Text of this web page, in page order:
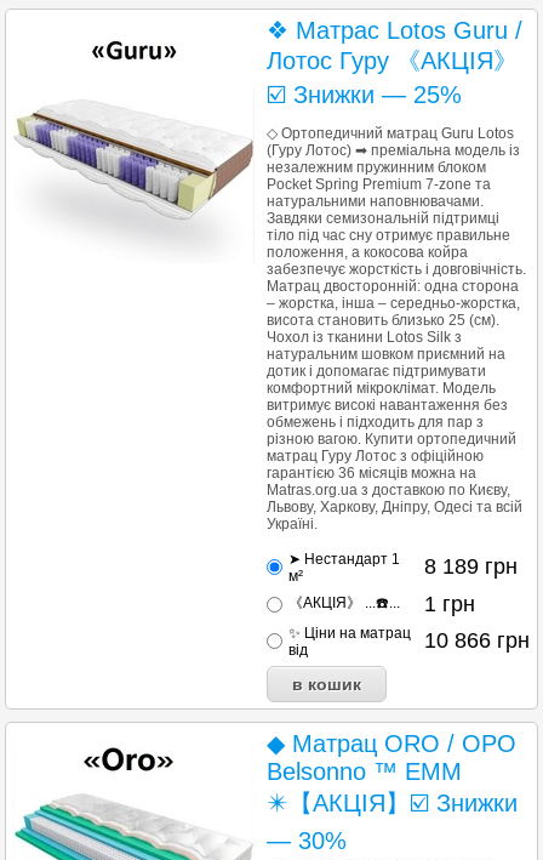
❖ Матрас Lotos Guru /
Лотос Гуру 《АКЦІЯ》
☑️ Знижки — 25%
◇ Ортопедичний матрац Guru Lotos
(Гуру Лотос) ➡ преміальна модель із
незалежним пружинним блоком
Pocket Spring Premium 7-zone та
натуральними наповнювачами.
Завдяки семизональній підтримці
тіло під час сну отримує правильне
положення, а кокосова койра
забезпечує жорсткість і довговічність.
Матрац двосторонній: одна сторона
– жорстка, інша – середньо-жорстка,
висота становить близько 25 (см).
Чохол із тканини Lotos Silk з
натуральним шовком приємний на
дотик і допомагає підтримувати
комфортний мікроклімат. Модель
витримує високі навантаження без
обмежень і підходить для пар з
різною вагою. Купити ортопедичний
матрац Гуру Лотос з офіційною
гарантією 36 місяців можна на
Matras.org.ua з доставкою по Києву,
Львову, Харкову, Дніпру, Одесі та всій
Україні.
➤ Нестандарт 1
м²
8 189 грн
《АКЦІЯ》 ...☎️... 1 грн
✨ Ціни на матрац
від
10 866 грн
◆ Матрац ORO / ОРО
Belsonno ™ ЕММ
✴️【АКЦІЯ】☑️ Знижки
— 30%